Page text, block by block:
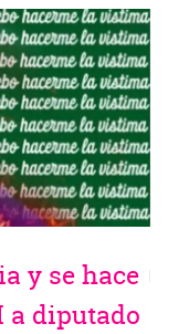
y se hace
a diputado